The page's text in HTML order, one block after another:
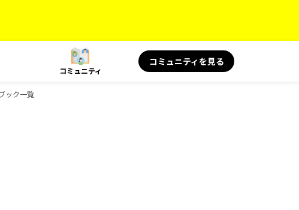
コミュニティ
コミュニティを見る
ック一覧